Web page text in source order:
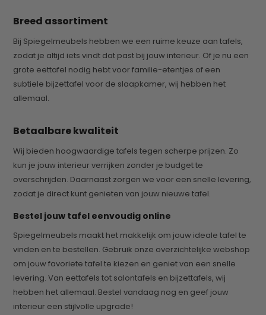
Breed assortiment
Bij Spiegelmeubels hebben we een ruime keuze aan tafels,
zodat je altijd iets vindt dat past bij jouw interieur. Of je nu een
grote eettafel nodig hebt voor familie-etentjes of een
subtiele bijzettafel voor de slaapkamer, wij hebben het
allemaal.
Betaalbare kwaliteit
Wij bieden hoogwaardige tafels tegen scherpe prijzen. Zo
kun je jouw interieur verrijken zonder je budget te
overschrijden. Daarnaast zorgen we voor een snelle levering,
zodat je direct kunt genieten van jouw nieuwe tafel.
Bestel jouw tafel eenvoudig online
Spiegelmeubels maakt het makkelijk om jouw ideale tafel te
vinden en te bestellen. Gebruik onze overzichtelijke webshop
om jouw favoriete tafel te kiezen en geniet van een snelle
levering. Van eettafels tot salontafels en bijzettafels, wij
hebben het allemaal. Bestel vandaag nog en geef jouw
interieur een stijlvolle upgrade!